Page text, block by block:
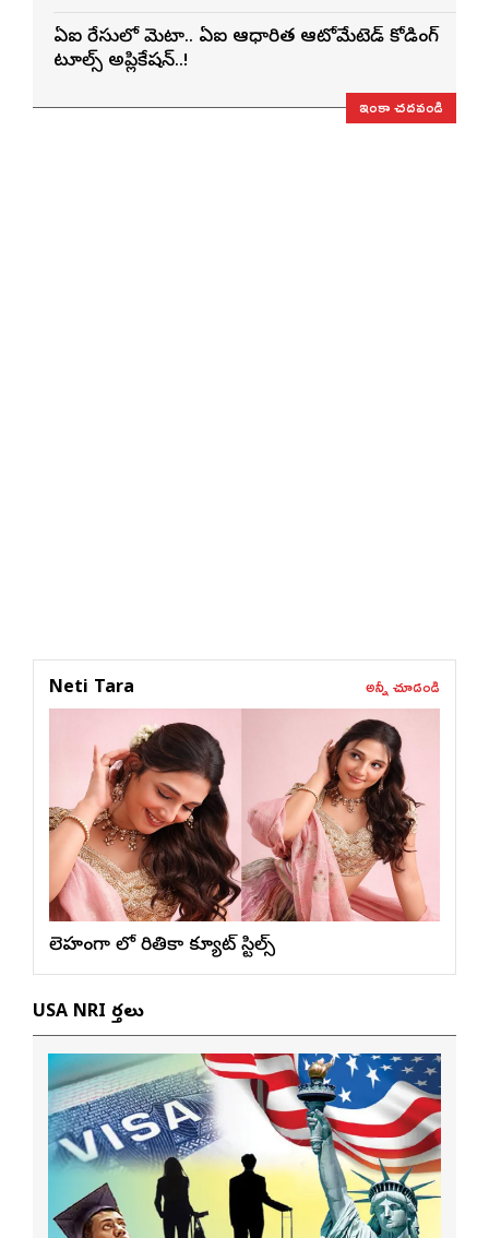
ఏఐ రేసులో మెటా.. ఏఐ ఆధారిత ఆటోమేటెడ్ కోడింగ్
టూల్స్ అప్లికేషన్..!
ఇంకా చదవండి
Neti Tara అన్నీ చూడండి
లెహంగా లో రితికా క్యూట్ స్టిల్స్
USA NRI వార్తలు